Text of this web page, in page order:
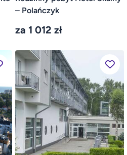
– Polańczyk
za 1 012 zł